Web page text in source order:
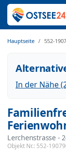
Hauptseite 552-
In der Nähe
Lerchenstrasse -
Objekt Nr.: 552-